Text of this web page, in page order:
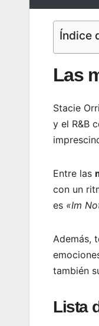
Índice
Las
Stacie
y el R&B
Entre las
con un
es «Im
Además,
también
Lista